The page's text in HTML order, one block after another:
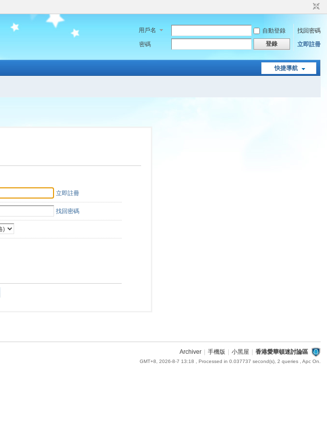
用戶名 自動登錄
找回密碼
密碼
登錄 立即註冊
快捷導航
立即註冊
找回密碼
Archiver 手機版 小黑屋 香港愛華頓迷討論區
GMT+8, 2026-8-7 13:18 , Processed in 0.037737 second(s), 2 queries , Apc On.